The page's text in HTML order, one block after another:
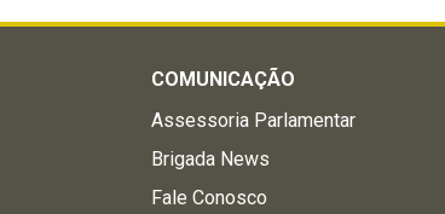
COMUNICAÇÃO
Assessoria Parlamentar
Brigada News
Fale Conosco